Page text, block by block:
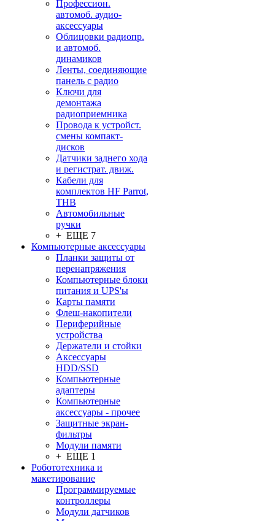
Профессион.
автомоб. аудио-
аксессуары
Облицовки радиопр.
и автомоб.
динамиков
Ленты, соединяющие
панель с радио
Ключи для
демонтажа
радиоприемника
Провода к устройст.
смены компакт-
дисков
Датчики заднего хода
и регистрат. движ.
Кабели для
комплектов HF Parrot,
THB
Автомобильные
ручки
+ ЕЩЕ 7
Компьютерные аксессуары
Планки защиты от
перенапряжения
Компьютерные блоки
питания и UPS'ы
Карты памяти
Флеш-накопители
Периферийные
устройства
Держатели и стойки
Аксессуары
HDD/SSD
Компьютерные
адаптеры
Компьютерные
аксессуары - прочее
Защитные экран-
фильтры
Модули памяти
+ ЕЩЕ 1
Робототехника и
макетирование
Программируемые
контроллеры
Модули датчиков